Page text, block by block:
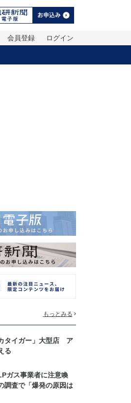
ログイン
会員登録
もっとみる
タイガー」大型店 ア
る
ガス事業者に注意喚
査で「爆発の原因は